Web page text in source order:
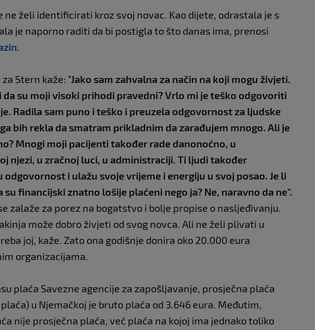
ne želi identificirati kroz svoj novac. Kao dijete, odrastala je s
je naporno raditi da bi postigla to što danas ima, prenosi
Stern kaže: "Jako sam zahvalna za način na koji mogu živjeti.
da su moji visoki prihodi pravedni? Vrlo mi je teško odgovoriti
Radila sam puno i teško i preuzela odgovornost za ljudske
bih rekla da smatram prikladnim da zarađujem mnogo. Ali je
Mnogi moji pacijenti također rade danonoćno, u
njezi, u zračnoj luci, u administraciji. Ti ljudi također
odgovornost i ulažu svoje vrijeme i energiju u svoj posao. Je li
su financijski znatno lošije plaćeni nego ja? Ne, naravno da ne".
zalaže za porez na bogatstvo i bolje propise o nasljeđivanju.
može dobro živjeti od svog novca. Ali ne želi plivati ​​u
joj, kaže. Zato ona godišnje donira oko 20.000 eura
organizacijama.
plaća Savezne agencije za zapošljavanje, prosječna plaća
u Njemačkoj je bruto plaća od 3.646 eura. Međutim,
nije prosječna plaća, već plaća na kojoj ima jednako toliko